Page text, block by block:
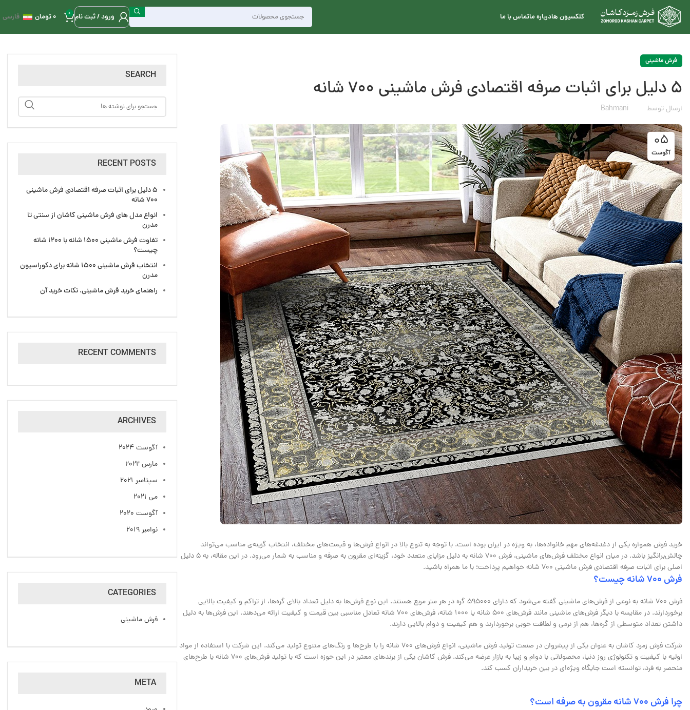
کلکسیون هادرباره ماتماس با ما ورود / ثبت نام 0
0تومان فارسی
فرش ماشینی
5 دلیل برای اثبات صرفه اقتصادی فرش ماشینی 700 شانه
ارسال توسط Bahmani
05
آگوست
خرید فرش همواره یکی از دغدغه‌های مهم خانواده‌ها، به ‌ویژه در ایران بوده است. با توجه به تنوع بالا در انواع فرش‌ها و قیمت‌های مختلف، انتخاب گزینه‌ی مناسب می‌تواند
چالش‌برانگیز باشد. در میان انواع مختلف فرش‌های ماشینی، فرش 700 شانه به دلیل مزایای متعدد خود، گزینه‌ای مقرون‌ به ‌صرفه و مناسب به شمار می‌رود. در این مقاله، به 5 دلیل
اصلی برای اثبات صرفه اقتصادی فرش ماشینی 700 شانه خواهیم پرداخت؛ با ما همراه باشید.
فرش 700 شانه چیست ؟
فرش 700 شانه به نوعی از فرش‌های ماشینی گفته می‌شود که دارای 595000 گره در هر متر مربع هستند. این نوع فرش‌ها به دلیل تعداد بالای گره‌ها، از تراکم و کیفیت بالایی
برخوردارند. در مقایسه با دیگر فرش‌های ماشینی مانند فرش‌های 500 شانه یا 1000 شانه، فرش‌های 700 شانه تعادل مناسبی بین قیمت و کیفیت ارائه می‌دهند. این فرش‌ها به دلیل
داشتن تعداد متوسطی از گره‌ها، هم از نرمی و لطافت خوبی برخوردارند و هم کیفیت و دوام بالایی دارند.
شرکت فرش زمرد کاشان به عنوان یکی از پیشروان در صنعت تولید فرش ماشینی، انواع فرش‌های 700 شانه را با طرح‌ها و رنگ‌های متنوع تولید می‌کند. این شرکت با استفاده از مواد
اولیه با کیفیت و تکنولوژی روز دنیا، محصولاتی با دوام و زیبا به بازار عرضه می‌کند. فرش کاشان یکی از برندهای معتبر در این حوزه است که با تولید فرش‌های 700 شانه با طرح‌های
منحصر به فرد، توانسته است جایگاه ویژه‌ای در بین خریداران کسب کند.
چرا فرش 700 شانه مقرون به صرفه است ؟
SEARCH
RECENT POSTS
5 دلیل برای اثبات صرفه اقتصادی فرش ماشینی
700 شانه
انواع مدل های فرش ماشینی کاشان از سنتی تا
مدرن
تفاوت فرش ماشینی ۱۵۰۰ شانه با ۱۲۰۰ شانه
چیست؟
انتخاب فرش ماشینی 1500 شانه برای دکوراسیون
مدرن
راهنمای خرید فرش ماشینی، نکات خرید آن
RECENT COMMENTS
ARCHIVES
آگوست 2024
مارس 2022
سپتامبر 2021
می 2021
آگوست 2020
نوامبر 2019
CATEGORIES
فرش ماشینی
META